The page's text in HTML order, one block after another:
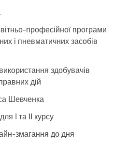
професійної програми
і пневматичних засобів
здобувачів
дій
Шевченка
І та ІІ курсу
змагання до дня